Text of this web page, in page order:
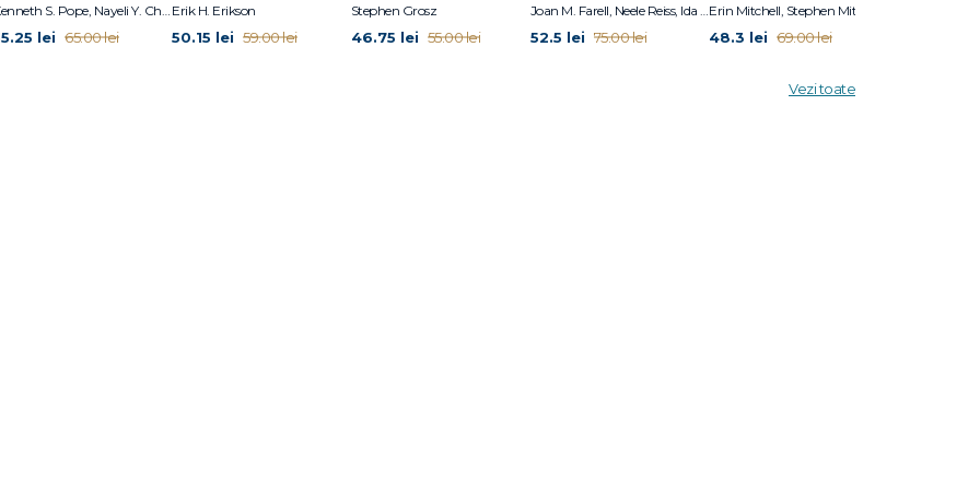
de vârf?
lei 65.00 lei
Erik H. Erikson
50.15 lei 59.00 lei
Stephen Grosz
46.75 lei 55.00 lei 52.5 lei 75.00 lei
Erin Mitchell, Stephen Mitchell
48.3 lei 69.00 lei
Vezi toate